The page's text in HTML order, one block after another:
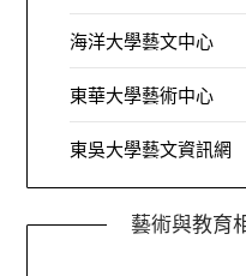
海洋大學藝文中心
東華大學藝術中心
東吳大學藝文資訊網
藝術與教育